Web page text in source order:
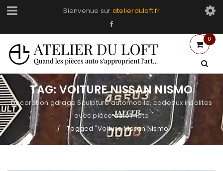
Bienvenue sur atelierduloft.fr
0
TAG: VOITURE NISSAN NISMO
Decoration garage Sculpture automobile, cadeaux insolites
avec pièce auto moto
/ Tagged "Voiture Nissan Nismo"